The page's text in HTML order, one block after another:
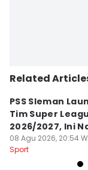
Related
PSS Sleman
Tim Super
2026/2027, Ini
Para Pemain
08 Agu 2026, 20:54
Sport